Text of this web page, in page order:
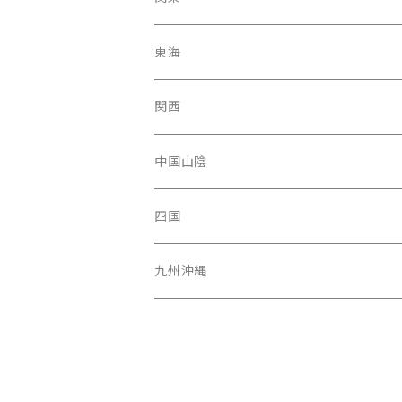
福島県
青森県
秋田県
山形県
富山駅
新潟県
長野県
福井県
東京都
神奈川県
千葉県
埼玉県
茨城県
東海
愛知県
静岡県
三重県
岐阜県
関西
大阪府
京都府
兵庫県
中国山陰
広島県
岡山県
四国
高知県
九州沖縄